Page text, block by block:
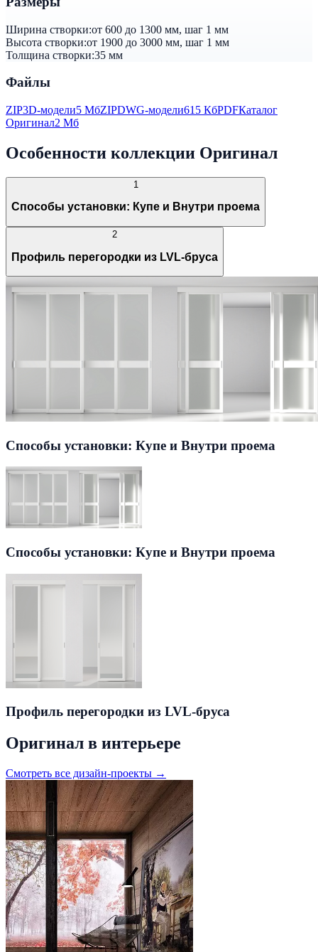
Ширина створки:от 600 до 1300 мм, шаг 1 мм
Высота створки:от 1900 до 3000 мм, шаг 1 мм
Толщина створки:35 мм
Файлы
ZIP3D-модели5 МбZIPDWG-модели615 КбPDFКаталог
Оригинал2 Мб
Особенности коллекции Оригинал
1
Способы установки: Купе и Внутри проема
2
Профиль перегородки из LVL-бруса
Способы установки: Купе и Внутри проема
Способы установки: Купе и Внутри проема
Профиль перегородки из LVL-бруса
Оригинал в интерьере
Смотреть все дизайн-проекты →